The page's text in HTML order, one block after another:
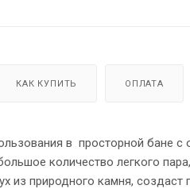
КАК КУПИТЬ ОПЛАТА
в просторной бане
количество легкого
из природного камня,